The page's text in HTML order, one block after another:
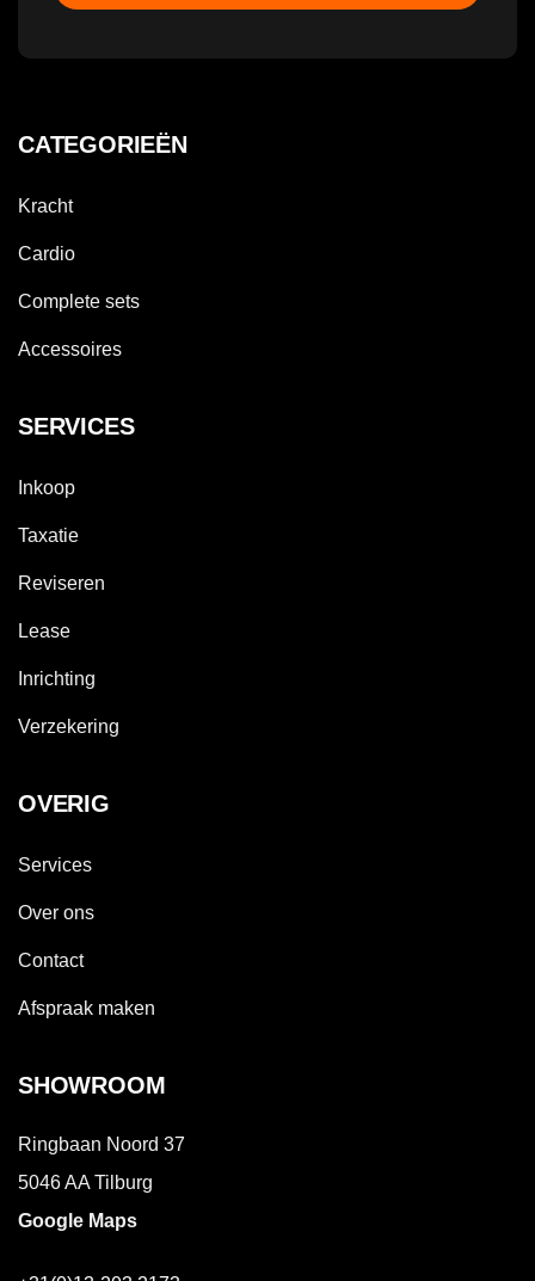
CATEGORIEËN
Kracht
Cardio
Complete sets
Accessoires
SERVICES
Inkoop
Taxatie
Reviseren
Lease
Inrichting
Verzekering
OVERIG
Services
Over ons
Contact
Afspraak maken
SHOWROOM
Ringbaan Noord 37
5046 AA Tilburg
Google Maps